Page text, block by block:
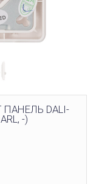
ПАНЕЛЬ DALI-
-)